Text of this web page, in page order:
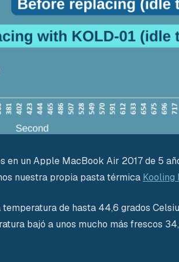
en un Apple MacBook Air 2017 de 5
nuestra propia pasta térmica Kooling
de hasta 44,6 grados
bajó a unos mucho más frescos